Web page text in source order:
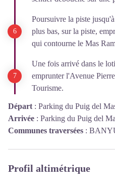
Poursuivre la piste
plus bas, sur la piste,
qui contourne le Mas
Une fois arrivé dans le
emprunter l'Avenue
Tourisme.
Départ : Parking du Puig del
Arrivée : Parking du Puig del
Communes traversées :
Profil altimétrique